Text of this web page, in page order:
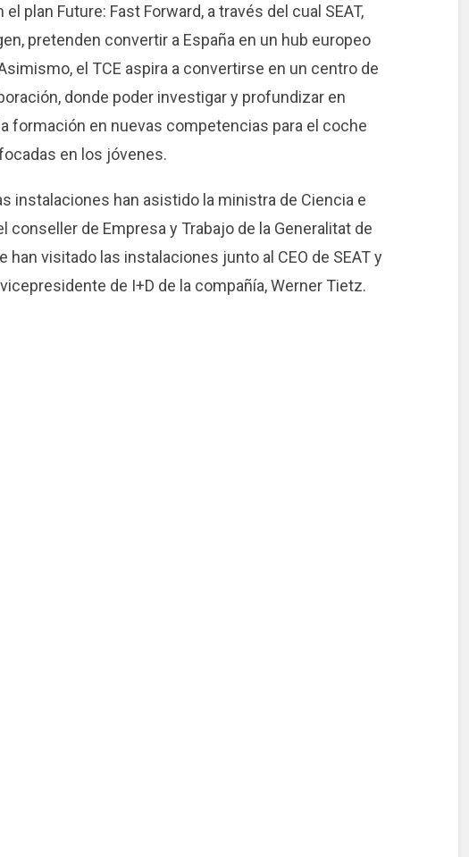
plan Future: Fast Forward, a través del cual SEAT,
pretenden convertir a España en un hub europeo
el TCE aspira a convertirse en un centro de
donde poder investigar y profundizar en
formación en nuevas competencias para el coche
en los jóvenes.
instalaciones han asistido la ministra de Ciencia e
conseller de Empresa y Trabajo de la Generalitat de
han visitado las instalaciones junto al CEO de SEAT y
de I+D de la compañía, Werner Tietz.